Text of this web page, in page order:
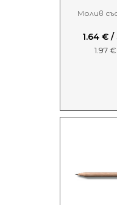
Молив
1.64 €
1.97